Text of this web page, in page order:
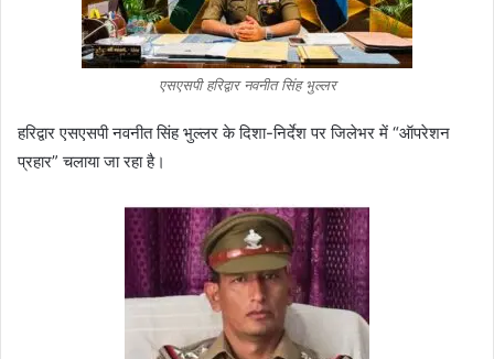
एसएसपी हरिद्वार नवनीत सिंह भुल्लर
हरिद्वार एसएसपी नवनीत सिंह भुल्लर के दिशा-निर्देश पर जिलेभर में “ऑपरेशन
प्रहार” चलाया जा रहा है।